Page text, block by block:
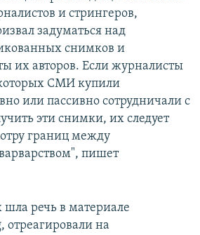
и стрингеров,
задуматься над
снимков и
их авторов. Если журналисты
СМИ купили
или пассивно сотрудничали с
эти снимки, их следует
границ между
пишет
речь в материале
отреагировали на